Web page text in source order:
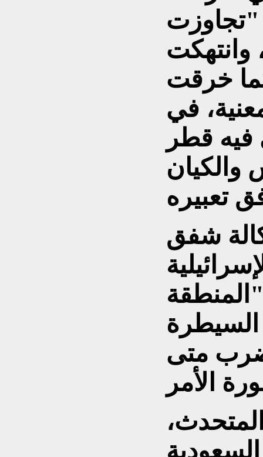
"تجاوزت
وانتهكت
خرقت
في
قطر
شفق
تضرب متى